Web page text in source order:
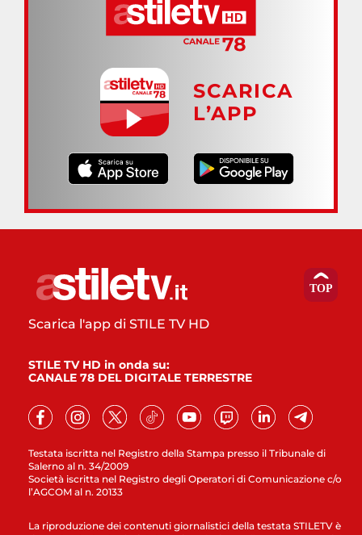
SCARICA
L’APP
Testata iscritta nel Registro della Stampa presso il Tribunale di
Salerno al n. 34/2009
Società iscritta nel Registro degli Operatori di Comunicazione c/o
l’AGCOM al n. 20133
Scarica l'app di STILE TV HD
STILE TV HD in onda su:
CANALE 78 DEL DIGITALE TERRESTRE
La riproduzione dei contenuti giornalistici della testata STILETV è